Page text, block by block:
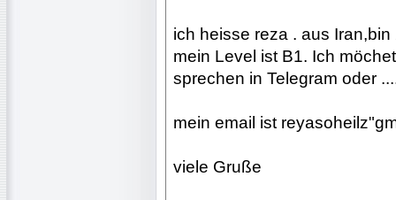
ich heisse reza . aus
mein Level ist B1. Ich
sprechen in Telegram oder
mein email ist
viele Gruße